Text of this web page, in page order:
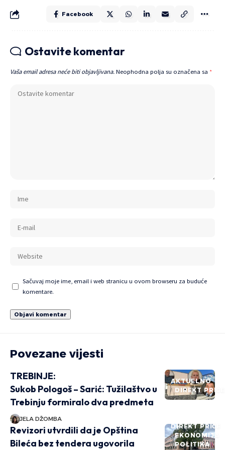
Facebook
Ostavite komentar
Vaša email adresa neće biti objavljivana. Neophodna polja su označena sa *
Sačuvaj moje ime, email i web stranicu u ovom browseru za buduće
komentare.
Povezane vijesti
AKTUELNO
DIREKT PRIČE
TREBINJE:
Sukob Pologoš – Sarić: Tužilaštvo u
Trebinju formiralo dva predmeta
JELA DŽOMBA
DIREKT PRIČE
EKONOMIJA
POLITIKA
Revizori utvrdili da je Opština
Bileća bez tendera ugovorila